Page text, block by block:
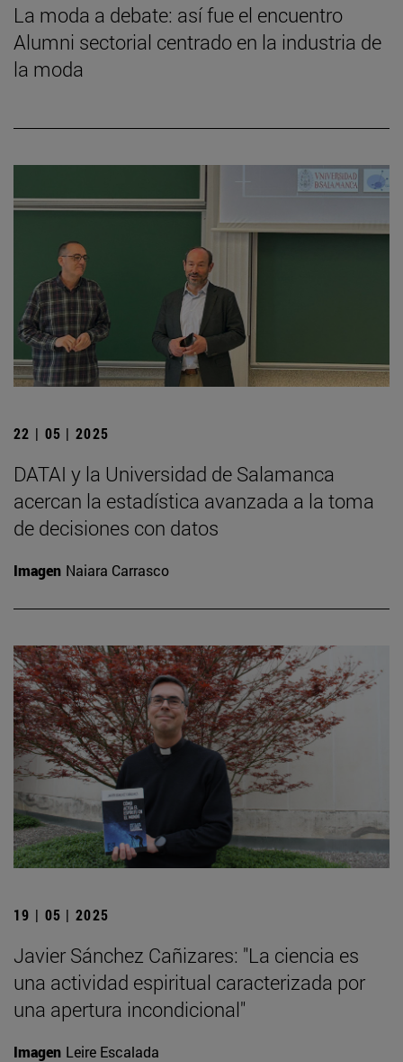
La moda a debate: así fue el encuentro
Alumni sectorial centrado en la industria de
la moda
22 | 05 | 2025
DATAI y la Universidad de Salamanca
acercan la estadística avanzada a la toma
de decisiones con datos
Imagen Naiara Carrasco
19 | 05 | 2025
Javier Sánchez Cañizares: "La ciencia es
una actividad espiritual caracterizada por
una apertura incondicional"
Imagen Leire Escalada